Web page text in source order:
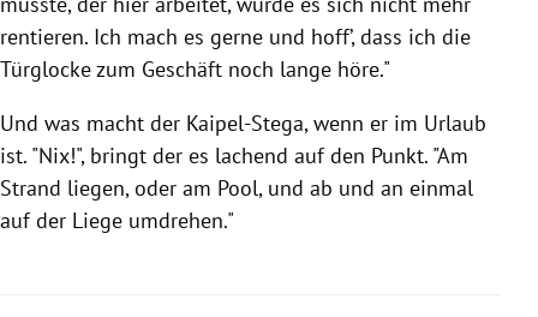
rentieren. Ich mach es gerne und hoff’, dass ich die
Türglocke zum Geschäft noch lange höre."
Und was macht der Kaipel-Stega, wenn er im Urlaub
ist. "Nix!", bringt der es lachend auf den Punkt. "Am
Strand liegen, oder am Pool, und ab und an einmal
auf der Liege umdrehen."